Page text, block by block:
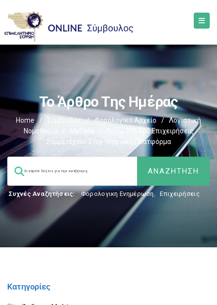
Το Άρθρο Της Ημέρας
Home / Σύμβουλος / Φορολογικό Αρχείο /
Λογιστική
Νομοθεσία
Πάνω 235.000 Επιχειρήσεις
Συμμετέχουν Στην Ψηφιακή Πλατφόρμα
Συχνές Αναζητήσεις: Φορολογικη Ενημέρωση, Επιχειρήσεις
Κατηγορίες